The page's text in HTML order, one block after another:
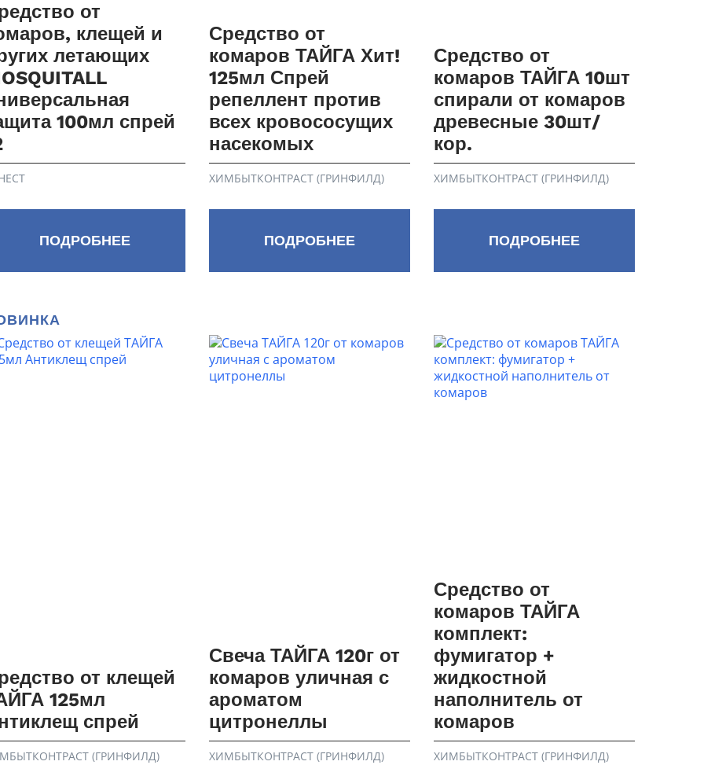
от
клещей и
летающих
100мл спрей
ПОДРОБНЕЕ
Средство от
комаров ТАЙГА Хит!
125мл Спрей
репеллент против
всех кровососущих
насекомых
ХИМБЫТКОНТРАСТ (ГРИНФИЛД)
ПОДРОБНЕЕ
Средство от
комаров ТАЙГА 10шт
спирали от комаров
древесные 30шт/
кор.
ХИМБЫТКОНТРАСТ (ГРИНФИЛД)
ПОДРОБНЕЕ
от клещей
125мл
спрей
(ГРИНФИЛД)
Свеча ТАЙГА 120г от
комаров уличная с
ароматом
цитронеллы
ХИМБЫТКОНТРАСТ (ГРИНФИЛД)
Средство от
комаров ТАЙГА
комплект:
фумигатор +
жидкостной
наполнитель от
комаров
ХИМБЫТКОНТРАСТ (ГРИНФИЛД)